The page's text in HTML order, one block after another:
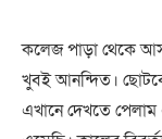
কলেজপাড়াথেকে
খুবইআনন্দিত।
এখানেদেখতেপেলাম